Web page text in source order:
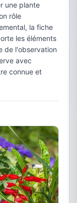
une plante
rôle
la fiche
les éléments
de l'observation
avec
connue et